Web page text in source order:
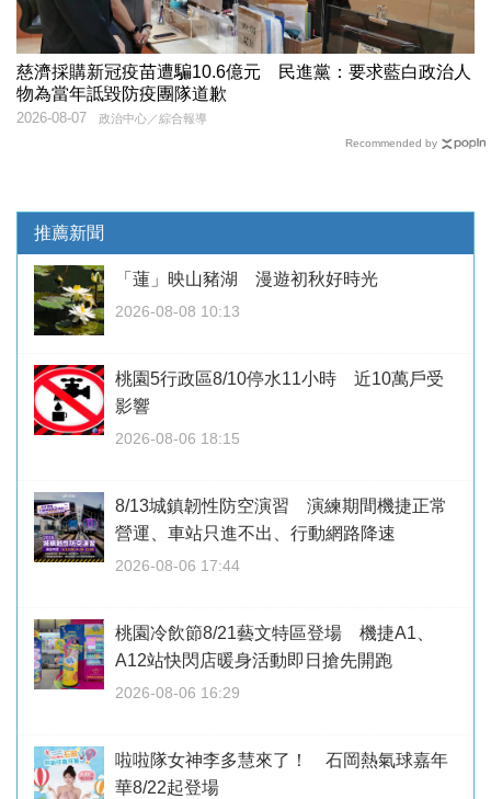
慈濟採購新冠疫苗遭騙10.6億元 民進黨：要求藍白政治人
物為當年詆毀防疫團隊道歉
政治中心／綜合報導
2026-08-07
Recommended by
推薦新聞
「蓮」映山豬湖 漫遊初秋好時光
2026-08-08 10:13
桃園5行政區8/10停水11小時 近10萬戶受
影響
2026-08-06 18:15
8/13城鎮韌性防空演習 演練期間機捷正常
營運、車站只進不出、行動網路降速
2026-08-06 17:44
桃園冷飲節8/21藝文特區登場 機捷A1、
A12站快閃店暖身活動即日搶先開跑
2026-08-06 16:29
啦啦隊女神李多慧來了！ 石岡熱氣球嘉年
華8/22起登場